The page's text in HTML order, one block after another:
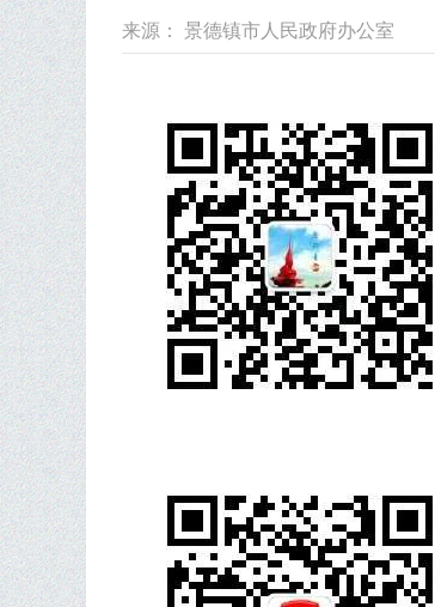
来源： 景德镇市人民政府办公室